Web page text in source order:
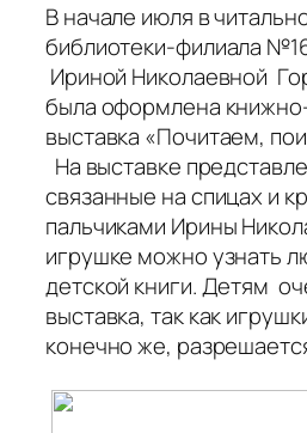
В начале июля в
библиотеки-филиала
Ириной Николаевной
была оформлена
выставка «Почитаем,
На выставке
связанные на спицах и
пальчиками Ирины
игрушке можно узнать
детской книги. Детям
выставка, так как
конечно же,